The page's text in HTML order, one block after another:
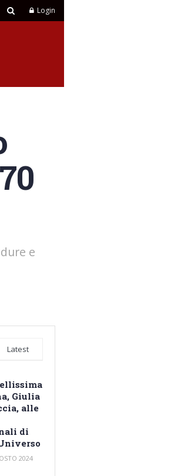
Login
e
Latest
Giulia
alle
di
2024